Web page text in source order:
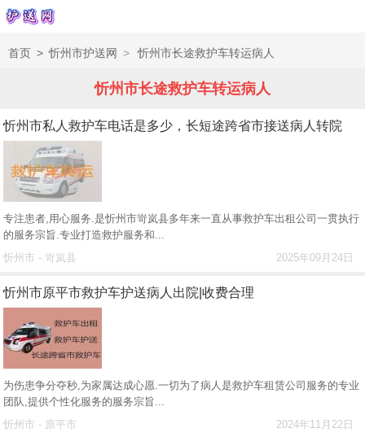
首页 > 忻州市护送网 > 忻州市长途救护车转运病人
忻州市长途救护车转运病人
忻州市私人救护车电话是多少，长短途跨省市接送病人转院
专注患者,用心服务.是忻州市岢岚县多年来一直从事救护车出租公司一贯执行
的服务宗旨.专业打造救护服务和...
2025年09月24日
忻州市 - 岢岚县
忻州市原平市救护车护送病人出院|收费合理
为伤患争分夺秒,为家属达成心愿.一切为了病人是救护车租赁公司服务的专业
团队,提供个性化服务的服务宗旨...
2024年11月22日
忻州市 - 原平市